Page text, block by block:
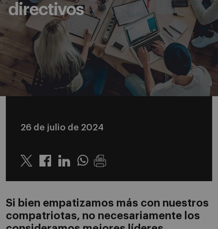
directivos
26 de julio de 2024
Twitter LinkedinWhatsapp
Si bien empatizamos más con nuestros
compatriotas, no necesariamente los